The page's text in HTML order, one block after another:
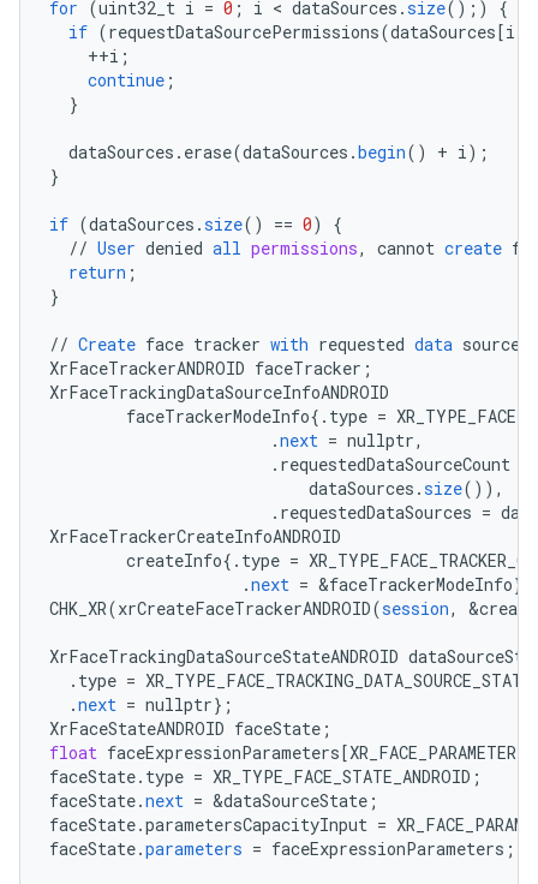
for (uint32_t i = 0 ; i < dataSources .size();)
{
if (requestDataSourcePermissions(dataSources[i
++i ;
continue ;
}
dataSources . erase(dataSources .begin() + i);
}
if (dataSources .size() == 0)
{
// User denied all permissions, cannot create
return ;
}
// Create face tracker with requested data sources
XrFaceTrackerANDROID faceTracker ;
XrFaceTrackingDataSourceInfoANDROID
faceTrackerModeInfo{ . type =
.next = nullptr,
. requestedDataSourceCount
dataSources .size()),
. requestedDataSources =
XrFaceTrackerCreateInfoANDROID
createInfo{ . type =
.next = &faceTrackerModeInfo}
CHK_XR(xrCreateFaceTrackerANDROID(session, &
XrFaceTrackingDataSourceStateANDROID
. type =
.next = nullptr} ;
XrFaceStateANDROID faceState ;
float faceExpressionParameters[
faceState. type = XR_TYPE_FACE_STATE_ANDROID ;
faceState.next = &dataSourceState ;
faceState.parametersCapacityInput =
faceState.parameters = faceExpressionParameters ;